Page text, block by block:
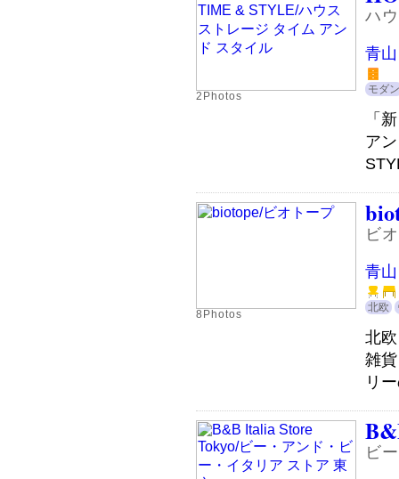
2Photos
ハ
青
モダン
「
ア
8Photos
ビ
青
北欧
北
雑
リ
ビ